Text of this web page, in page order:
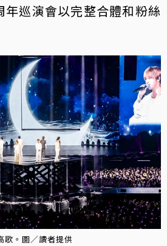
年巡演會以完整合體和粉絲
歌。圖／讀者提供